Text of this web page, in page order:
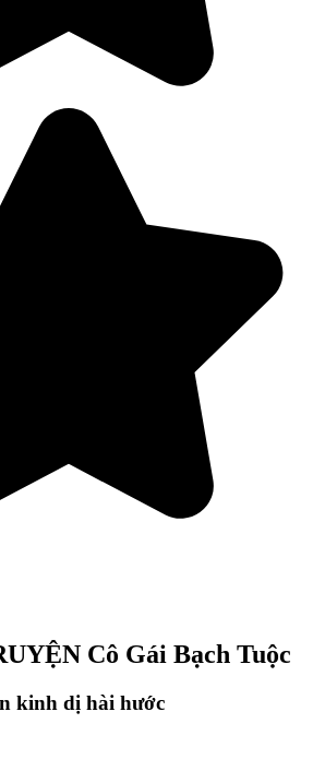
Cô Gái Bạch Tuộc
kinh dị hài hước